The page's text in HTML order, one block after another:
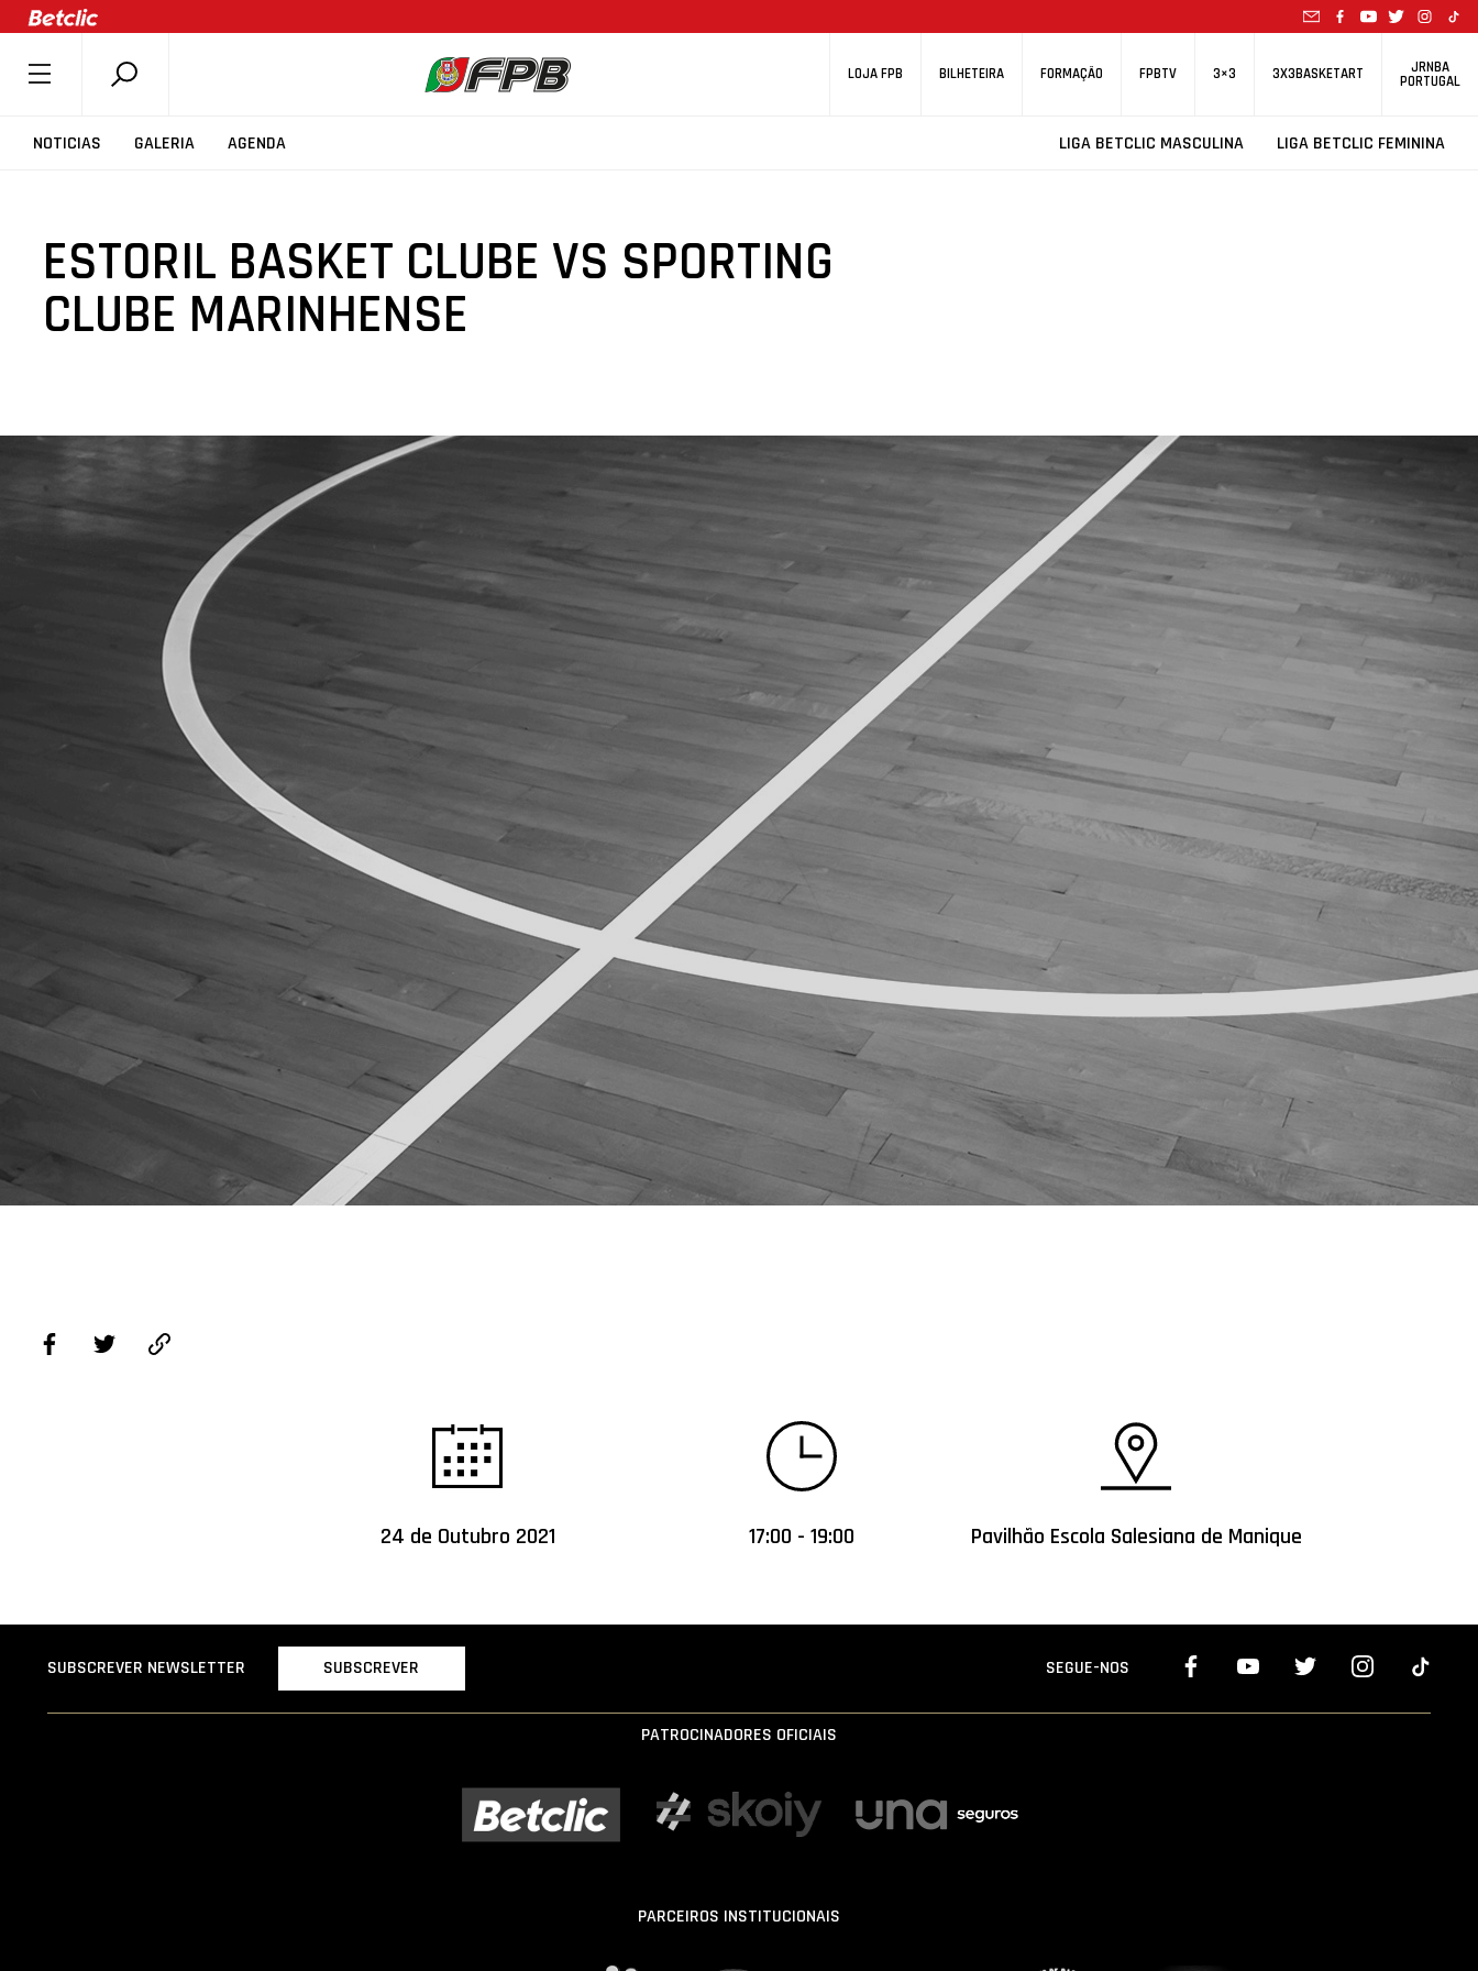
LOJA FPB BILHETEIRA FORMAÇÃO FPBTV 3×3 3X3BASKETART JRNBA
PORTUGAL
NOTICIAS GALERIA AGENDA LIGA BETCLIC MASCULINA LIGA BETCLIC FEMININA
SOBRE A FPB
COMPETIÇÕES
ASSOCIAÇÕES
CLUBES
SELEÇÕES
MINIBASQUETE
ÁREA TÉCNICA
PROJETOS
ESTORIL BASKET CLUBE VS SPORTING
CLUBE MARINHENSE
24 de Outubro 2021 17:00 - 19:00 Pavilhão Escola Salesiana de Manique
SUBSCREVER NEWSLETTER SUBSCREVER SEGUE-NOS
PATROCINADORES OFICIAIS
PARCEIROS INSTITUCIONAIS